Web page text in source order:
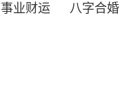
事业财运 八字合婚